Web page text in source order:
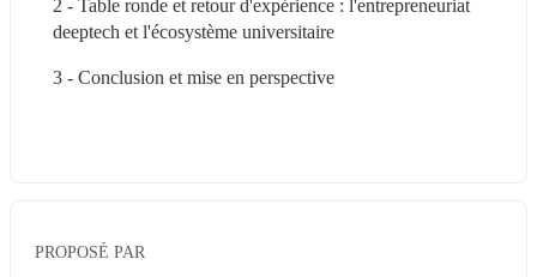
2 - Table ronde et retour d'expérience : l'entrepreneuriat
deeptech et l'écosystème universitaire
3 - Conclusion et mise en perspective
PROPOSÉ PAR